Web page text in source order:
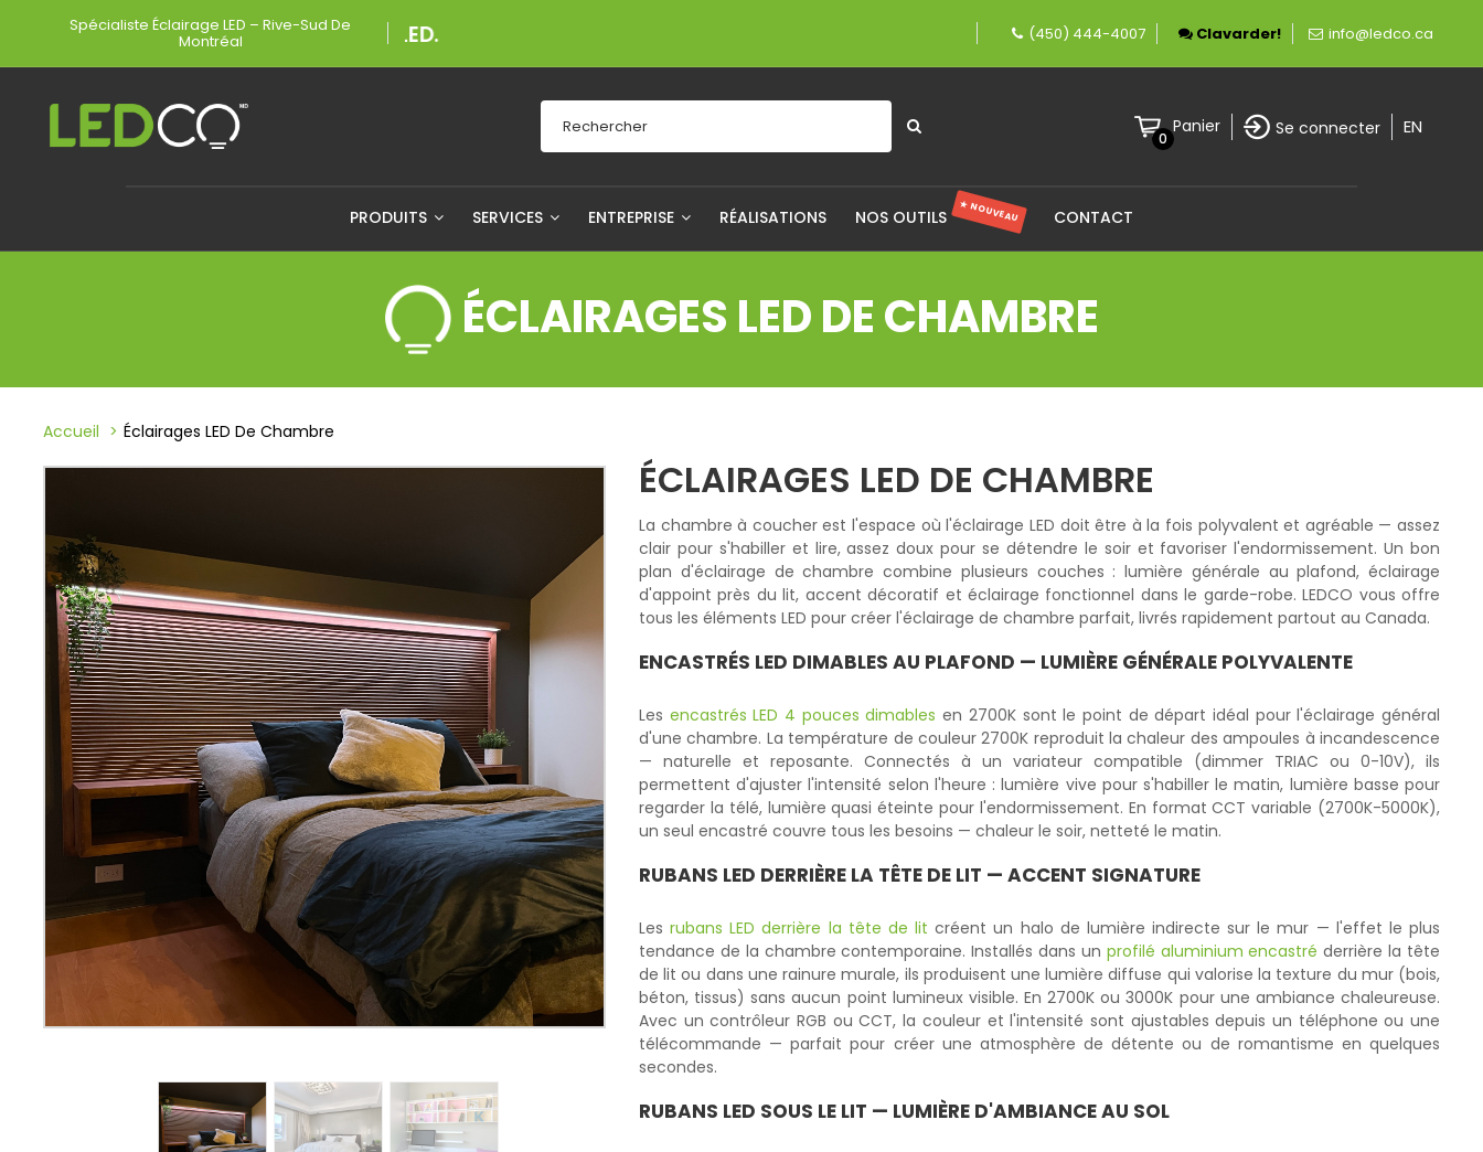
Spécialiste Éclairage LED – Rive-Sud De
Montréal Une entreprise fièrement canadienne spécialisée en éclairage LED.
(450) 444-4007 Clavarder! info@ledco.ca
0
Panier Se connecter EN
PRODUITS SERVICES ENTREPRISE RÉALISATIONS NOS OUTILS ★ NOUVEAU CONTACT
ÉCLAIRAGES LED DE CHAMBRE
Accueil Éclairages LED De Chambre
ÉCLAIRAGES LED DE CHAMBRE
La chambre à coucher est l'espace où l'éclairage LED doit être à la fois polyvalent et agréable — assez
clair pour s'habiller et lire, assez doux pour se détendre le soir et favoriser l'endormissement. Un bon
plan d'éclairage de chambre combine plusieurs couches : lumière générale au plafond, éclairage
d'appoint près du lit, accent décoratif et éclairage fonctionnel dans le garde-robe. LEDCO vous offre
tous les éléments LED pour créer l'éclairage de chambre parfait, livrés rapidement partout au Canada.
ENCASTRÉS LED DIMABLES AU PLAFOND — LUMIÈRE GÉNÉRALE POLYVALENTE
Les encastrés LED 4 pouces dimables en 2700K sont le point de départ idéal pour l'éclairage général
d'une chambre. La température de couleur 2700K reproduit la chaleur des ampoules à incandescence
— naturelle et reposante. Connectés à un variateur compatible (dimmer TRIAC ou 0-10V), ils
permettent d'ajuster l'intensité selon l'heure : lumière vive pour s'habiller le matin, lumière basse pour
regarder la télé, lumière quasi éteinte pour l'endormissement. En format CCT variable (2700K-5000K),
un seul encastré couvre tous les besoins — chaleur le soir, netteté le matin.
RUBANS LED DERRIÈRE LA TÊTE DE LIT — ACCENT SIGNATURE
Lesrubans LED derrière la tête de lit créent un halo de lumière indirecte sur le mur — l'effet le plus
tendance de la chambre contemporaine. Installés dans un profilé aluminium encastré derrière la tête
de lit ou dans une rainure murale, ils produisent une lumière diffuse qui valorise la texture du mur (bois,
béton, tissus) sans aucun point lumineux visible. En 2700K ou 3000K pour une ambiance chaleureuse.
Avec un contrôleur RGB ou CCT, la couleur et l'intensité sont ajustables depuis un téléphone ou une
télécommande — parfait pour créer une atmosphère de détente ou de romantisme en quelques
secondes.
RUBANS LED SOUS LE LIT — LUMIÈRE D'AMBIANCE AU SOL